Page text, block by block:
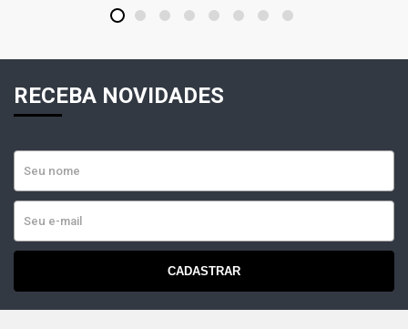
1 2 3 4 5 6 7 8
RECEBA NOVIDADES
CADASTRAR